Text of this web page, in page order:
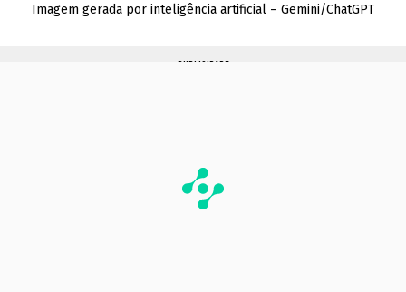
Imagem gerada por inteligência artificial – Gemini/ChatGPT
PUBLICIDADE